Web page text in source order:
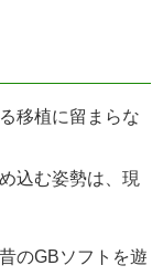
移植に留まらな
込む姿勢は、現
のGBソフトを遊